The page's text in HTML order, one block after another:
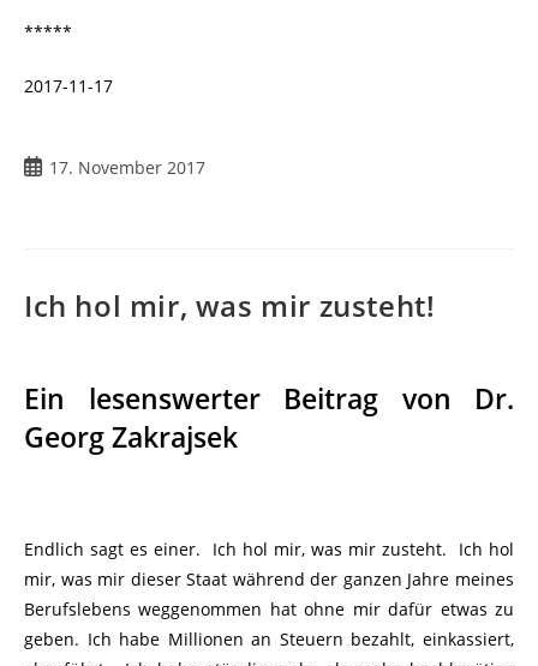
*****
2017-11-17
17. November 2017
Ich hol mir, was mir zusteht!
Ein lesenswerter Beitrag von Dr.
Georg Zakrajsek
Endlich sagt es einer. Ich hol mir, was mir zusteht. Ich hol
mir, was mir dieser Staat während der ganzen Jahre meines
Berufslebens weggenommen hat ohne mir dafür etwas zu
geben. Ich habe Millionen an Steuern bezahlt, einkassiert,